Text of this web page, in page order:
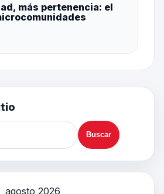
más pertenencia: el
agosto 2026